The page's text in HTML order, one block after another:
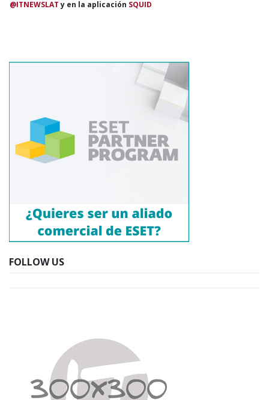
@ITNEWSLATy en la aplicación SQUID
FOLLOW US